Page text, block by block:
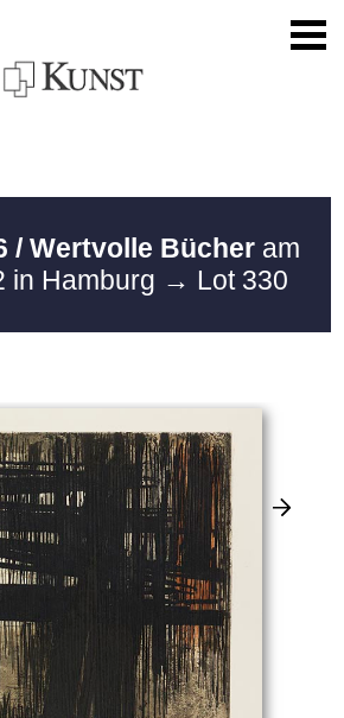
/ Wertvolle Bücher am
in Hamburg → Lot 330